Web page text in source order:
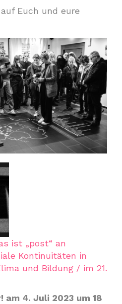
Euch und eure
ist „post“ an
Kontinuitäten in
und Bildung / im 21.
am 4. Juli 2023 um 18